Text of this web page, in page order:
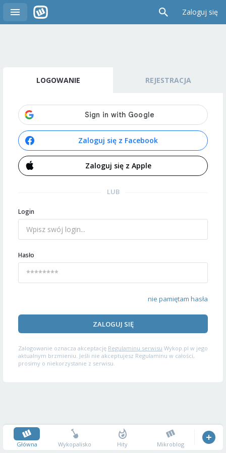
Zaloguj się
LOGOWANIE REJESTRACJA
Zaloguj się z Facebook
Zaloguj się z Apple
LUB
Login
Hasło
nie pamiętam hasła
ZALOGUJ SIĘ
Zalogowanie oznacza akceptację Regulaminu serwisu Wykop.pl w jego
aktualnym brzmieniu. Jeśli nie akceptujesz Regulaminu w całości,
prosimy o niekorzystanie z serwisu.
Główna Wykopalisko Hity Mikroblog